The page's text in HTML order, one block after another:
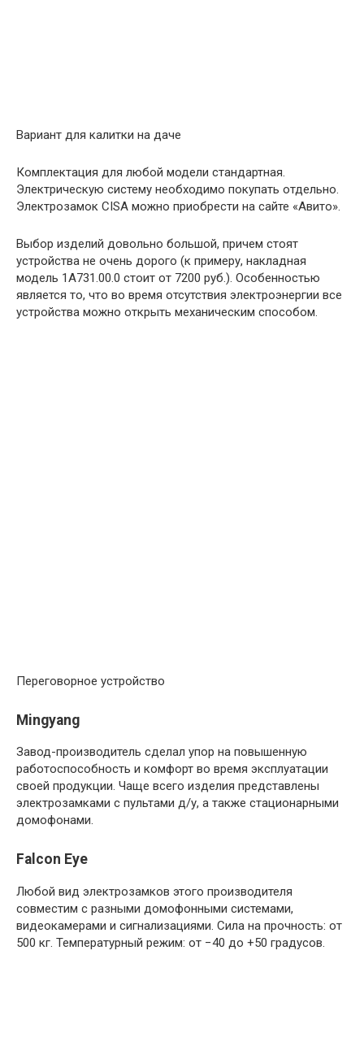
Вариант для калитки на даче
Комплектация для любой модели стандартная.
Электрическую систему необходимо покупать отдельно.
Электрозамок CISA можно приобрести на сайте «Авито».
Выбор изделий довольно большой, причем стоят
устройства не очень дорого (к примеру, накладная
модель 1A731.00.0 стоит от 7200 руб.). Особенностью
является то, что во время отсутствия электроэнергии все
устройства можно открыть механическим способом.
Переговорное устройство
Mingyang
Завод-производитель сделал упор на повышенную
работоспособность и комфорт во время эксплуатации
своей продукции. Чаще всего изделия представлены
электрозамками с пультами д/у, а также стационарными
домофонами.
Falcon Eye
Любой вид электрозамков этого производителя
совместим с разными домофонными системами,
видеокамерами и сигнализациями. Сила на прочность: от
500 кг. Температурный режим: от −40 до +50 градусов.